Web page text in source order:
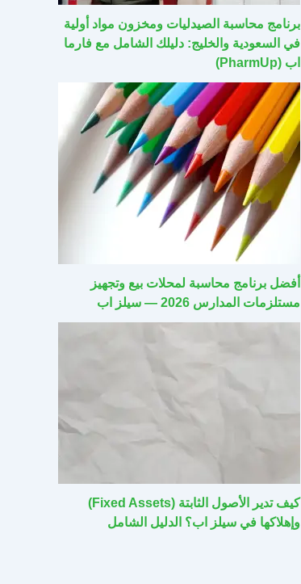
برنامج محاسبة الصيدليات ومخزون مواد أولية
في السعودية والخليج: دليلك الشامل مع فارما
اب (PharmUp)
أفضل برنامج محاسبة لمحلات بيع وتجهيز
مستلزمات المدارس 2026 — سيلز اب
كيف تدير الأصول الثابتة (Fixed Assets)
وإهلاكها في سيلز اب؟ الدليل الشامل